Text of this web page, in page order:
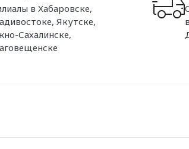
в Хабаровске,
Якутске,
Сахалинске,